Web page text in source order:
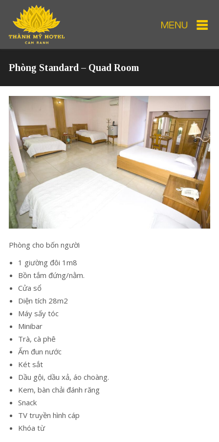
Phòng Standard – Quad Room
Phòng cho bốn người
1 giường đôi 1m8
Bồn tắm đứng/nằm.
Cửa sổ
Diện tích 28m2
Máy sấy tóc
Minibar
Trà, cà phê
Ấm đun nước
Két sắt
Dầu gội, dầu xả, áo choàng.
Kem, bàn chải đánh răng
Snack
TV truyền hình cáp
Khóa từ